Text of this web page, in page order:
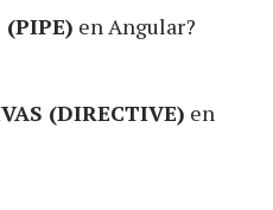
(PIPE) en Angular?
(DIRECTIVE) en